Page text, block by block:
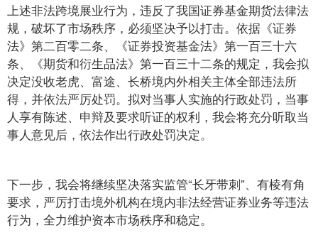
上述非法跨境展业行为，违反了我国证券基金期货法律法
规，破坏了市场秩序，必须坚决予以打击。依据《证券
法》第二百零二条、《证券投资基金法》第一百三十六
条、《期货和衍生品法》第一百三十二条的规定，我会拟
决定没收老虎、富途、长桥境内外相关主体全部违法所
得，并依法严厉处罚。拟对当事人实施的行政处罚，当事
人享有陈述、申辩及要求听证的权利，我会将充分听取当
事人意见后，依法作出行政处罚决定。
下一步，我会将继续坚决落实监管“长牙带刺”、有棱有角
要求，严厉打击境外机构在境内非法经营证券业务等违法
行为，全力维护资本市场秩序和稳定。